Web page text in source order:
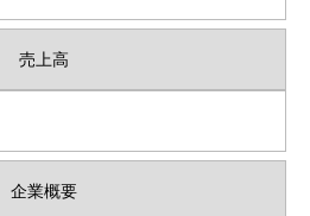
売上高
企業概要